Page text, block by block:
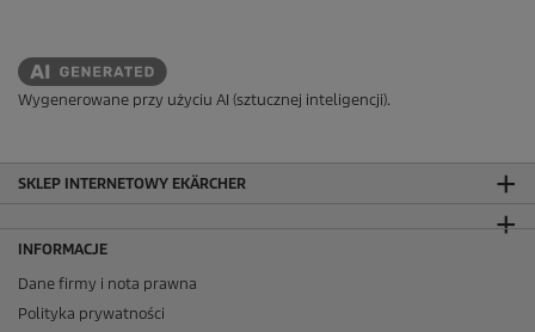
Wygenerowane przy użyciu AI (sztucznej inteligencji).
SKLEP INTERNETOWY EKÄRCHER
INFORMACJE
Dane firmy i nota prawna
Polityka prywatności